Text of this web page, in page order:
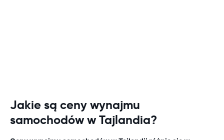
Jakie są ceny wynajmu
samochodów w Tajlandia?